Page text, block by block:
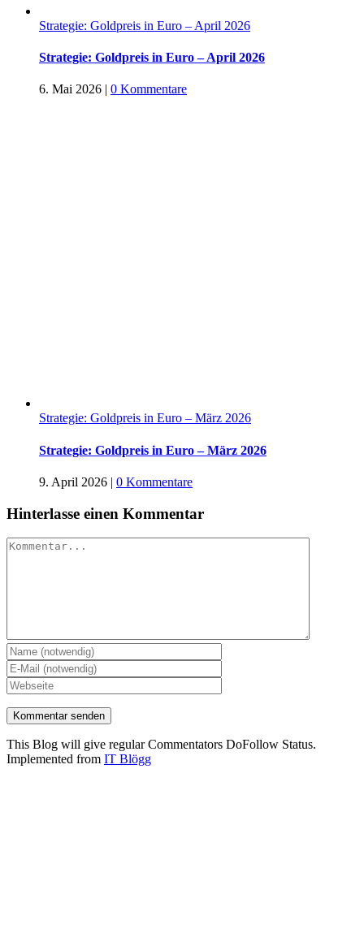
Strategie: Goldpreis in Euro – April 2026
Strategie: Goldpreis in Euro – April 2026
6. Mai 2026 | 0 Kommentare
Strategie: Goldpreis in Euro – März 2026
Strategie: Goldpreis in Euro – März 2026
9. April 2026 | 0 Kommentare
Hinterlasse einen Kommentar
Kommentar
This Blog will give regular Commentators DoFollow Status.
Implemented from IT Blögg